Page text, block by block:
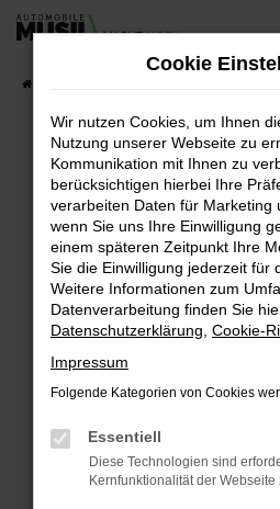
Zum
springen
UNSERE
FEHLER:
Beim Laden ist ein Fehler
Hier sind ein paar Tipps, die
ÜBERPRÜFE DEINE
INTERNETVERBINDUNG.
Suchmaschine?
PRÜFE DEINE
Cookie
Wir nutzen Cookies, um Ihnen
Nutzung unserer Webseite zu
Kommunikation mit Ihnen zu
berücksichtigen hierbei Ihre
verarbeiten Daten für Marketing
wenn Sie uns Ihre Einwilligung
einem späteren Zeitpunkt Ihre
Sie die Einwilligung jederzeit für
Weitere Informationen zum
Datenverarbeitung finden Sie
Datenschutzerklärung Cookie-
Impressum
Folgende Kategorien von Cookies
Essentiell
Diese Technologien sind
Kernfunktionalität der